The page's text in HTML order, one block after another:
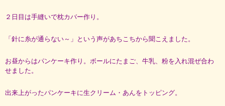
２日目は手縫いで枕カバー作り。
「針に糸が通らない～」という声があちこちから聞こえました。
お昼からはパンケーキ作り。ボールにたまご、牛乳、粉を入れ混ぜ合わ
せました。
出来上がったパンケーキに生クリーム・あんをトッピング。